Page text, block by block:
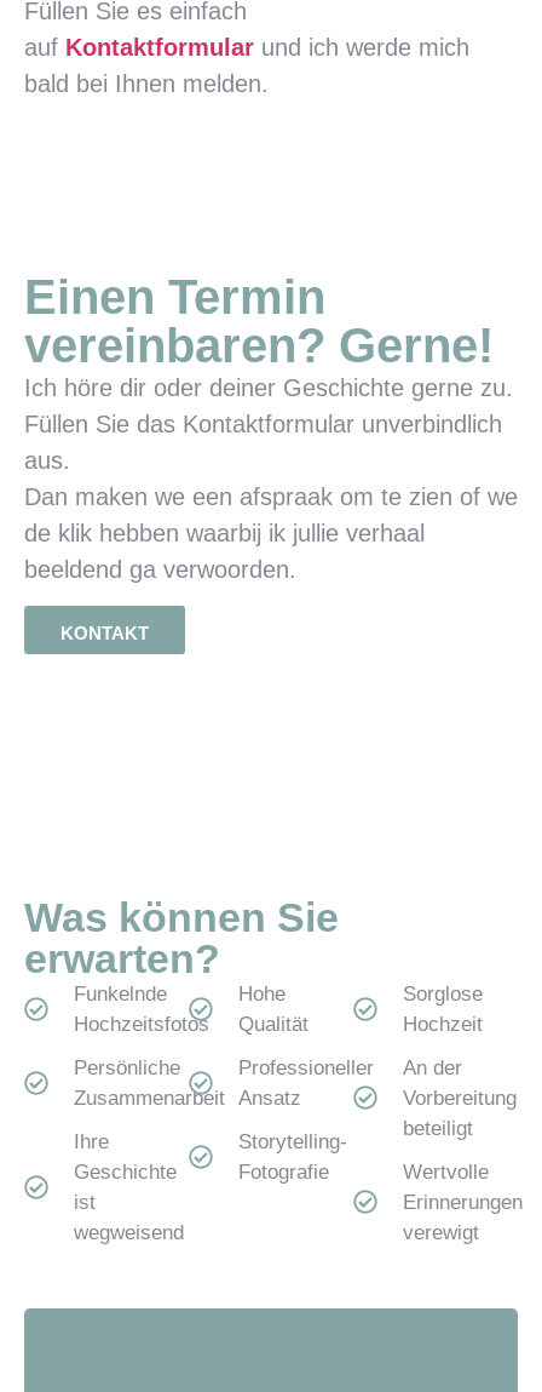
Füllen Sie es einfach
auf Kontaktformular und ich werde mich
bald bei Ihnen melden.
Einen Termin
vereinbaren? Gerne!
Ich höre dir oder deiner Geschichte gerne zu.
Füllen Sie das Kontaktformular unverbindlich
aus.
Dan maken we een afspraak om te zien of we
de klik hebben waarbij ik jullie verhaal
beeldend ga verwoorden.
KONTAKT
Was können Sie
erwarten?
Funkelnde
Hochzeitsfotos
Persönliche
Zusammenarbeit
Ihre
Geschichte
ist
wegweisend
Hohe
Qualität
Professioneller
Ansatz
Storytelling-
Fotografie
Sorglose
Hochzeit
An der
Vorbereitung
beteiligt
Wertvolle
Erinnerungen
verewigt